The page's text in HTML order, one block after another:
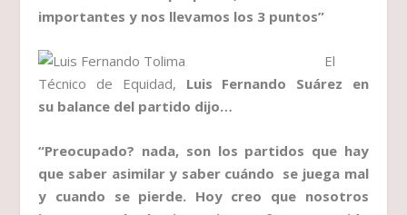
importantes y nos llevamos los 3 puntos”
El
Técnico de Equidad, Luis Fernando Suárez en
su balance del partido dijo…
“Preocupado? nada, son los partidos que hay
que saber asimilar y saber cuándo se juega mal
y cuando se pierde. Hoy creo que nosotros